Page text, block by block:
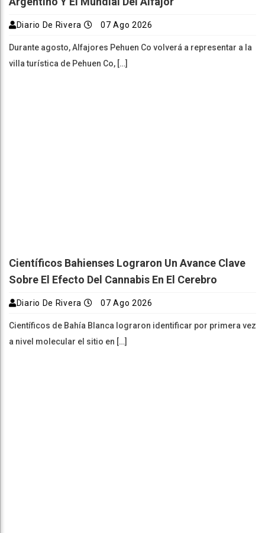
Diario De Rivera 07 Ago 2026
Durante agosto, Alfajores Pehuen Co volverá a representar a la
villa turística de Pehuen Co, […]
Científicos Bahienses Lograron Un Avance Clave
Sobre El Efecto Del Cannabis En El Cerebro
Diario De Rivera 07 Ago 2026
Científicos de Bahía Blanca lograron identificar por primera vez
a nivel molecular el sitio en […]